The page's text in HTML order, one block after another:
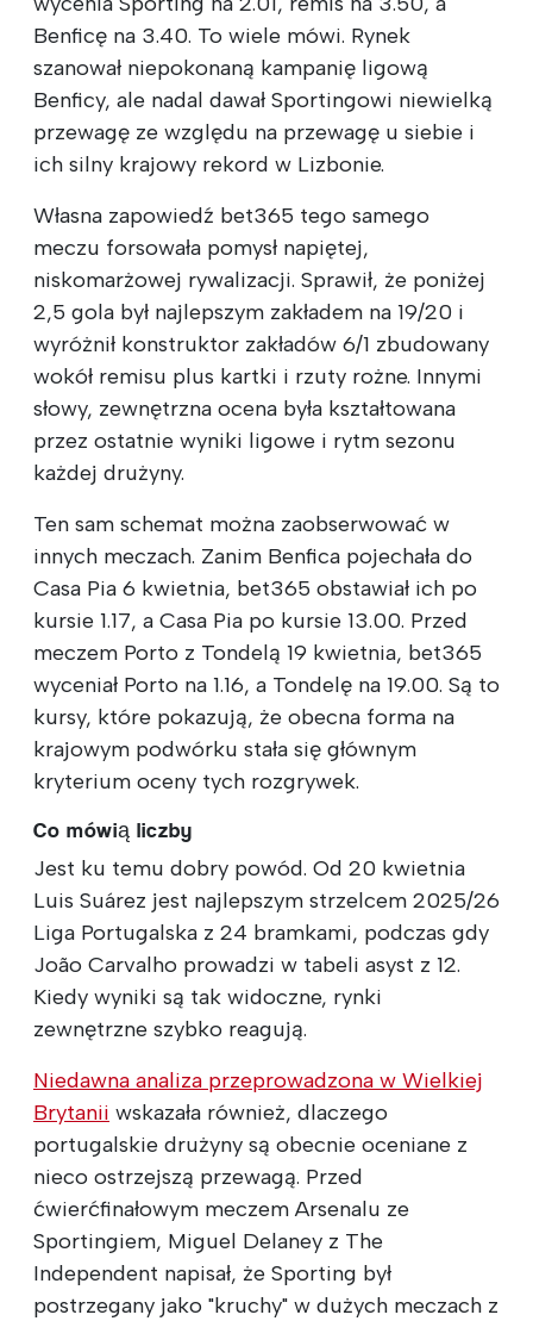
Benficę na 3.40. To wiele mówi. Rynek
szanował niepokonaną kampanię ligową
Benficy, ale nadal dawał Sportingowi niewielką
przewagę ze względu na przewagę u siebie i
ich silny krajowy rekord w Lizbonie.
Własna zapowiedź bet365 tego samego
meczu forsowała pomysł napiętej,
niskomarżowej rywalizacji. Sprawił, że poniżej
2,5 gola był najlepszym zakładem na 19/20 i
wyróżnił konstruktor zakładów 6/1 zbudowany
wokół remisu plus kartki i rzuty rożne. Innymi
słowy, zewnętrzna ocena była kształtowana
przez ostatnie wyniki ligowe i rytm sezonu
każdej drużyny.
Ten sam schemat można zaobserwować w
innych meczach. Zanim Benfica pojechała do
Casa Pia 6 kwietnia, bet365 obstawiał ich po
kursie 1.17, a Casa Pia po kursie 13.00. Przed
meczem Porto z Tondelą 19 kwietnia, bet365
wyceniał Porto na 1.16, a Tondelę na 19.00. Są to
kursy, które pokazują, że obecna forma na
krajowym podwórku stała się głównym
kryterium oceny tych rozgrywek.
Co mówią liczby
Jest ku temu dobry powód. Od 20 kwietnia
Luis Suárez jest najlepszym strzelcem 2025/26
Liga Portugalska z 24 bramkami, podczas gdy
João Carvalho prowadzi w tabeli asyst z 12.
Kiedy wyniki są tak widoczne, rynki
zewnętrzne szybko reagują.
Niedawna analiza przeprowadzona w Wielkiej
Brytanii wskazała również, dlaczego
portugalskie drużyny są obecnie oceniane z
nieco ostrzejszą przewagą. Przed
ćwierćfinałowym meczem Arsenalu ze
Sportingiem, Miguel Delaney z The
Independent napisał, że Sporting był
postrzegany jako "kruchy" w dużych meczach z